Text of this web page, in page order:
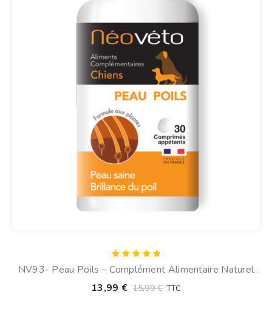
Note
5.00
NV93- Peau Poils – Complément Alimentaire Naturel
Pour Les Poils Du Chien
13,99 € 15,99€ TTC